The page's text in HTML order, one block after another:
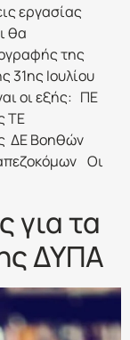
εργασίας
θα
της
31ης Ιουλίου
οι εξής: ΠΕ
ΤΕ
ΔΕ Βοηθών
Οι
για τα
ΔΥΠΑ